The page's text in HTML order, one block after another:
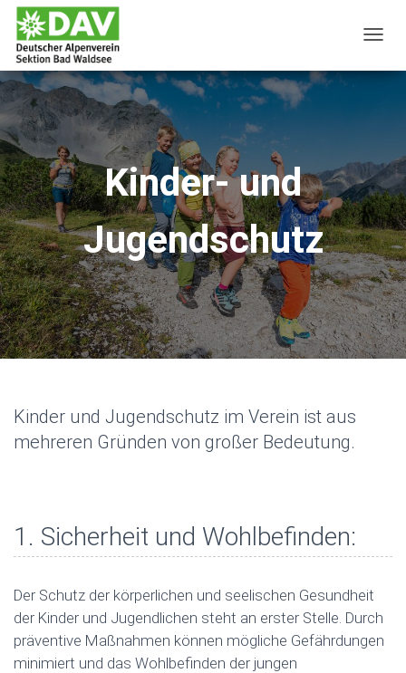
A
A
T
I
O
N
U
M
S
C
Kinder- und
Jugendschutz
Kinder und Jugendschutz im Verein ist aus
mehreren Gründen von großer Bedeutung.
1. Sicherheit und Wohlbefinden:
Der Schutz der körperlichen und seelischen Gesundheit
der Kinder und Jugendlichen steht an erster Stelle. Durch
präventive Maßnahmen können mögliche Gefährdungen
minimiert und das Wohlbefinden der jungen